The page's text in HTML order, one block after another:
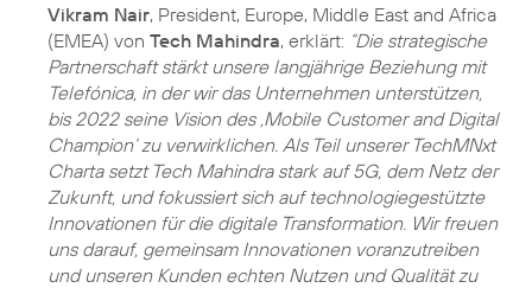
Vikram Nair, President, Europe, Middle East and Africa
(EMEA) von Tech Mahindra, erklärt: “Die strategische
Partnerschaft stärkt unsere langjährige Beziehung mit
Telefónica, in der wir das Unternehmen unterstützen,
bis 2022 seine Vision des ‚Mobile Customer and Digital
Champion‘ zu verwirklichen. Als Teil unserer TechMNxt
Charta setzt Tech Mahindra stark auf 5G, dem Netz der
Zukunft, und fokussiert sich auf technologiegestützte
Innovationen für die digitale Transformation. Wir freuen
uns darauf, gemeinsam Innovationen voranzutreiben
und unseren Kunden echten Nutzen und Qualität zu